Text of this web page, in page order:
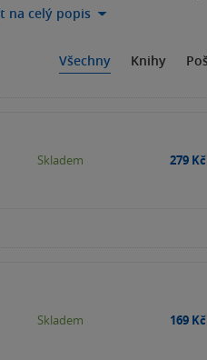
na celý popis
Všechny Knihy
Skladem 279 Kč
Skladem 169 Kč